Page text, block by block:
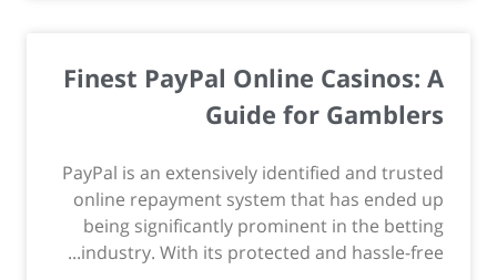
Finest PayPal Online Casinos: A
Guide for Gamblers
PayPal is an extensively identified and trusted
online repayment system that has ended up
being significantly prominent in the betting
industry. With its protected and hassle-free...